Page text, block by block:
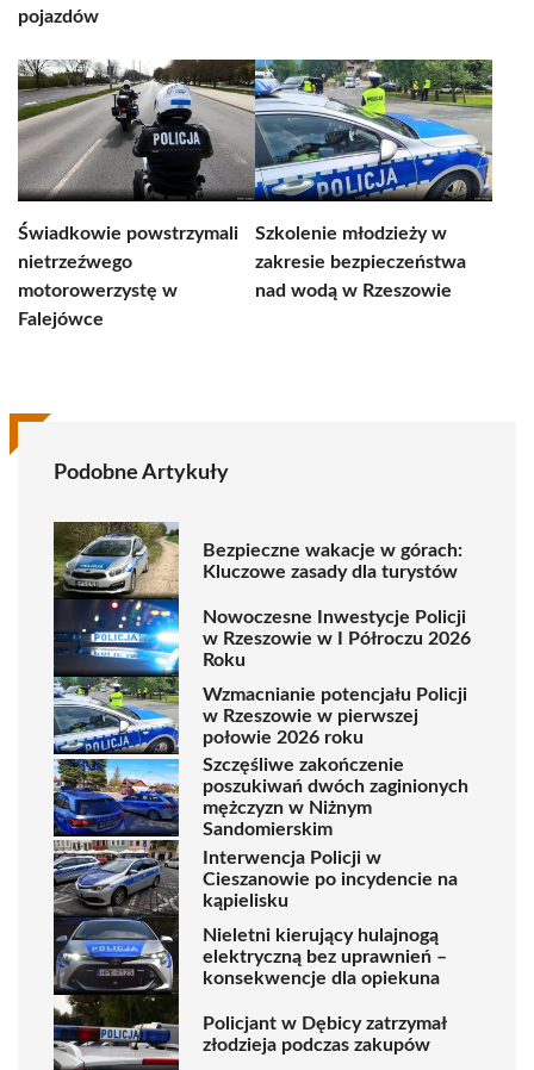
pojazdów
Świadkowie powstrzymali
nietrzeźwego
motorowerzystę w
Falejówce
Szkolenie młodzieży w
zakresie bezpieczeństwa
nad wodą w Rzeszowie
Podobne Artykuły
Bezpieczne wakacje w górach:
Kluczowe zasady dla turystów
Nowoczesne Inwestycje Policji
w Rzeszowie w I Półroczu 2026
Roku
Wzmacnianie potencjału Policji
w Rzeszowie w pierwszej
połowie 2026 roku
Szczęśliwe zakończenie
poszukiwań dwóch zaginionych
mężczyzn w Niżnym
Sandomierskim
Interwencja Policji w
Cieszanowie po incydencie na
kąpielisku
Nieletni kierujący hulajnogą
elektryczną bez uprawnień –
konsekwencje dla opiekuna
Policjant w Dębicy zatrzymał
złodzieja podczas zakupów